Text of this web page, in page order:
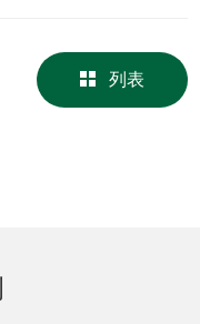
列表